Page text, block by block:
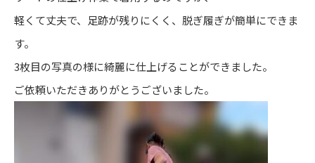
軽くて丈夫で、足跡が残りにくく、脱ぎ履ぎが簡単にできま
す。
3枚目の写真の様に綺麗に仕上げることができました。
ご依頼いただきありがとうございました。